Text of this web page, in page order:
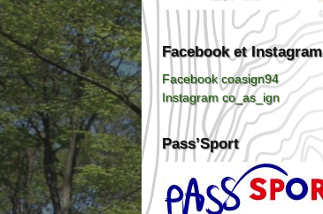
Facebook et Instagram
Facebook coasign94
Instagram co_as_ign
Pass’Sport